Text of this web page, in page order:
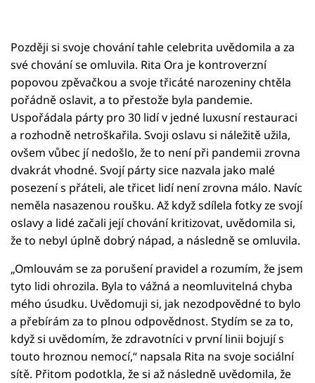
Později si svoje chování tahle celebrita uvědomila a za
své chování se omluvila. Rita Ora je kontroverzní
popovou zpěvačkou a svoje třicáté narozeniny chtěla
pořádně oslavit, a to přestože byla pandemie.
Uspořádala párty pro 30 lidí v jedné luxusní restauraci
a rozhodně netroškařila. Svoji oslavu si náležitě užila,
ovšem vůbec jí nedošlo, že to není při pandemii zrovna
dvakrát vhodné. Svojí párty sice nazvala jako malé
posezení s přáteli, ale třicet lidí není zrovna málo. Navíc
neměla nasazenou roušku. Až když sdílela fotky ze svojí
oslavy a lidé začali její chování kritizovat, uvědomila si,
že to nebyl úplně dobrý nápad, a následně se omluvila.
„Omlouvám se za porušení pravidel a rozumím, že jsem
tyto lidi ohrozila. Byla to vážná a neomluvitelná chyba
mého úsudku. Uvědomuji si, jak nezodpovědné to bylo
a přebírám za to plnou odpovědnost. Stydím se za to,
když si uvědomím, že zdravotníci v první linii bojují s
touto hroznou nemocí,“ napsala Rita na svoje sociální
sítě. Přitom podotkla, že si až následně uvědomila, že